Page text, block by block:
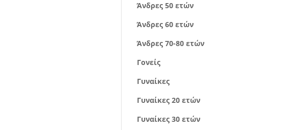
Άνδρες 50 ετών
Άνδρες 60 ετών
Άνδρες 70-80 ετών
Γονείς
Γυναίκες
Γυναίκες 20 ετών
Γυναίκες 30 ετών